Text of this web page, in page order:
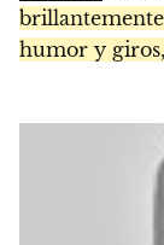
humor y